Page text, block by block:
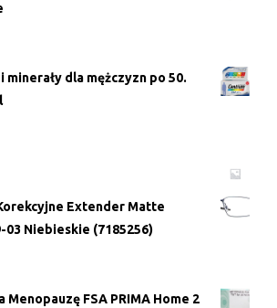
minerały dla mężczyzn po 50.
Extender Matte
03 Niebieskie (7185256)
Menopauzę FSA PRIMA Home 2